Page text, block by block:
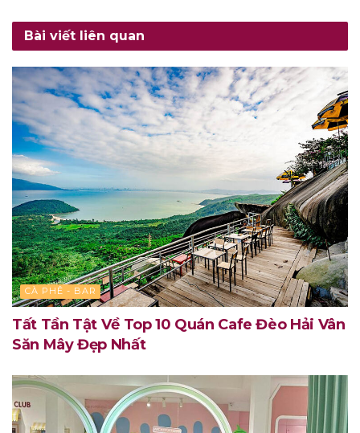
Bài viết liên quan
CÀ PHÊ - BAR
Tất Tần Tật Về Top 10 Quán Cafe Đèo Hải Vân
Săn Mây Đẹp Nhất